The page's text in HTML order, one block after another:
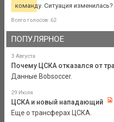
команду. Ситуация изменилась?
Всего голосов: 62
ПОПУЛЯРНОЕ
3 Августа
Почему ЦСКА отказался от
Данные Bobsoccer.
29 Июля
ЦСКА и новый нападающий
Еще о трансферах ЦСКА.